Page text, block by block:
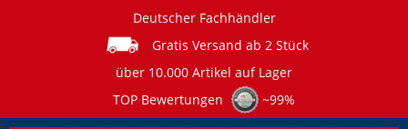
Deutscher Fachhändler
Gratis Versand ab 2 Stück
über 10.000 Artikel auf Lager
TOP Bewertungen
~99%